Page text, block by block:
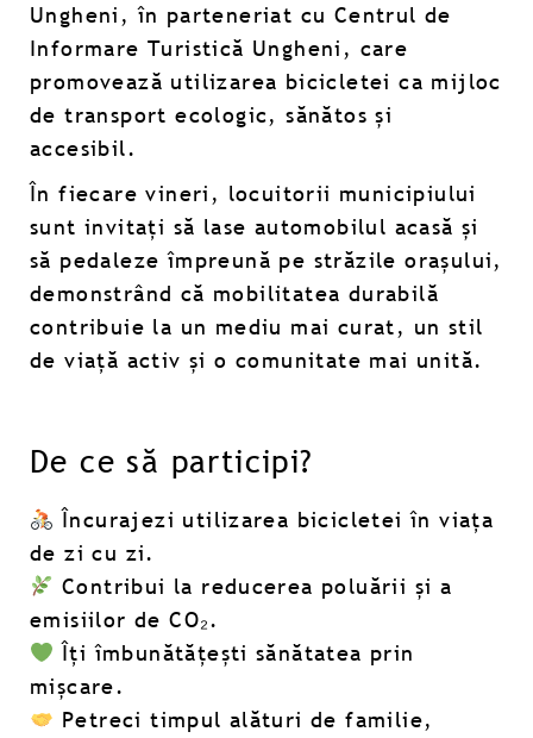
Ungheni, în parteneriat cu Centrul de
Informare Turistică Ungheni, care
promovează utilizarea bicicletei ca mijloc
de transport ecologic, sănătos și
accesibil.
În fiecare vineri, locuitorii municipiului
sunt invitați să lase automobilul acasă și
să pedaleze împreună pe străzile orașului,
demonstrând că mobilitatea durabilă
contribuie la un mediu mai curat, un stil
de viață activ și o comunitate mai unită.
De ce să participi?
Încurajezi utilizarea bicicletei în viața
de zi cu zi.
Contribui la reducerea poluării și a
emisiilor de CO₂.
Îți îmbunătățești sănătatea prin
mișcare.
Petreci timpul alături de familie,